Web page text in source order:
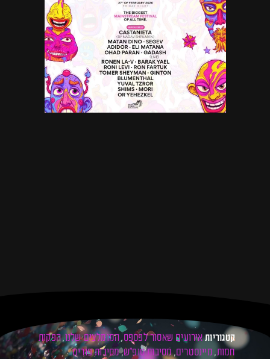
קטגוריות אירועים שאסור לפספס,המומלצים שלנו,הפקות
חמות, מיינסטרים,מסיבות סופ"ש,מסיבות פורים